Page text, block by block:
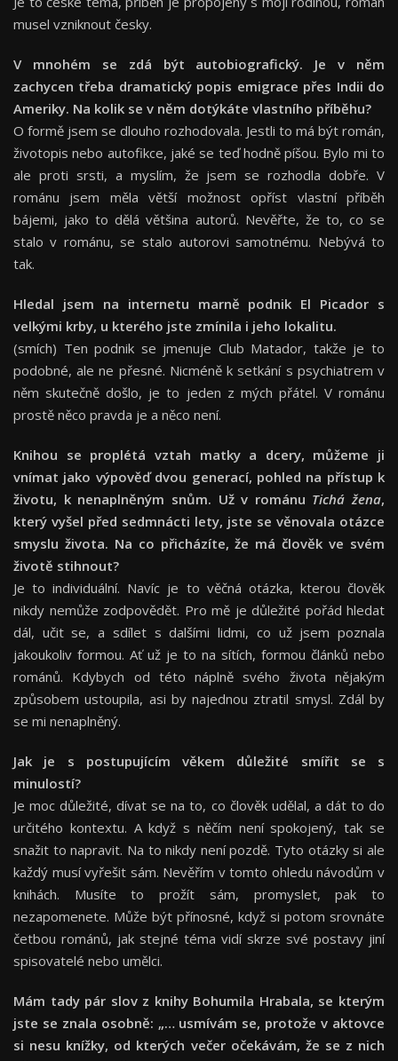
musel vzniknout česky.
V mnohém se zdá být autobiografický. Je v něm
zachycen třeba dramatický popis emigrace přes Indii do
Ameriky. Na kolik se v něm dotýkáte vlastního příběhu?
O formě jsem se dlouho rozhodovala. Jestli to má být román,
životopis nebo autofikce, jaké se teď hodně píšou. Bylo mi to
ale proti srsti, a myslím, že jsem se rozhodla dobře. V
románu jsem měla větší možnost opříst vlastní příběh
bájemi, jako to dělá většina autorů. Nevěřte, že to, co se
stalo v románu, se stalo autorovi samotnému. Nebývá to
tak.
Hledal jsem na internetu marně podnik El Picador s
velkými krby, u kterého jste zmínila i jeho lokalitu.
(smích) Ten podnik se jmenuje Club Matador, takže je to
podobné, ale ne přesné. Nicméně k setkání s psychiatrem v
něm skutečně došlo, je to jeden z mých přátel. V románu
prostě něco pravda je a něco není.
Knihou se proplétá vztah matky a dcery, můžeme ji
vnímat jako výpověď dvou generací, pohled na přístup k
životu, k nenaplněným snům. Už v románu Tichá žena,
který vyšel před sedmnácti lety, jste se věnovala otázce
smyslu života. Na co přicházíte, že má člověk ve svém
životě stihnout?
Je to individuální. Navíc je to věčná otázka, kterou člověk
nikdy nemůže zodpovědět. Pro mě je důležité pořád hledat
dál, učit se, a sdílet s dalšími lidmi, co už jsem poznala
jakoukoliv formou. Ať už je to na sítích, formou článků nebo
románů. Kdybych od této náplně svého života nějakým
způsobem ustoupila, asi by najednou ztratil smysl. Zdál by
se mi nenaplněný.
Jak je s postupujícím věkem důležité smířit se s
minulostí?
Je moc důležité, dívat se na to, co člověk udělal, a dát to do
určitého kontextu. A když s něčím není spokojený, tak se
snažit to napravit. Na to nikdy není pozdě. Tyto otázky si ale
každý musí vyřešit sám. Nevěřím v tomto ohledu návodům v
knihách. Musíte to prožít sám, promyslet, pak to
nezapomenete. Může být přínosné, když si potom srovnáte
četbou románů, jak stejné téma vidí skrze své postavy jiní
spisovatelé nebo umělci.
Mám tady pár slov z knihy Bohumila Hrabala, se kterým
jste se znala osobně: „… usmívám se, protože v aktovce
si nesu knížky, od kterých večer očekávám, že se z nich